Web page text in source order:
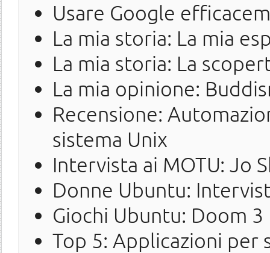
Usare Google
La mia storia: La mia
La mia storia: La
La mia opinione:
Recensione:
sistema Unix
Intervista ai MOTU: Jo
Donne Ubuntu:
Giochi Ubuntu: Doom 3
Top 5: Applicazioni per